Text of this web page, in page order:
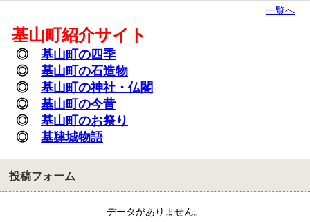
一覧へ
基山町紹介サイト
◎ 基山町の四季
◎ 基山町の石造物
◎ 基山町の神社・仏閣
◎ 基山町の今昔
◎ 基山町のお祭り
◎ 基肄城物語
投稿フォーム
データがありません。